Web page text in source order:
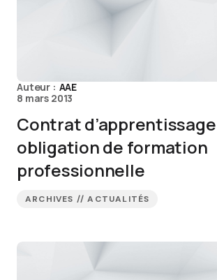
Auteur : AAE
8 mars 2013
Contrat
obligation de formation
professionnelle
ARCHIVES // ACTUALITÉS